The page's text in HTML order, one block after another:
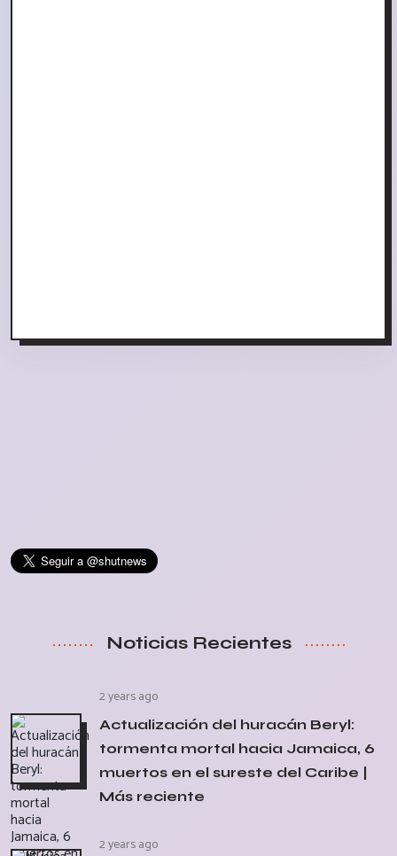
Noticias Recientes
2 years ago
Actualización del huracán Beryl:
tormenta mortal hacia Jamaica, 6
muertos en el sureste del Caribe |
Más reciente
2 years ago